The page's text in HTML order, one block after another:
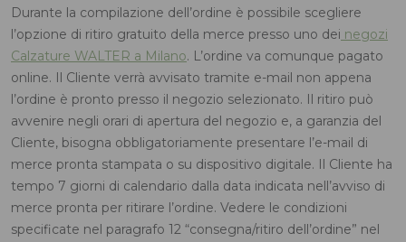
Durante la compilazione dell’ordine è possibile scegliere
l’opzione di ritiro gratuito della merce presso uno dei negozi
Calzature WALTER a Milano. L’ordine va comunque pagato
online. Il Cliente verrà avvisato tramite e-mail non appena
l’ordine è pronto presso il negozio selezionato. Il ritiro può
avvenire negli orari di apertura del negozio e, a garanzia del
Cliente, bisogna obbligatoriamente presentare l’e-mail di
merce pronta stampata o su dispositivo digitale. Il Cliente ha
tempo 7 giorni di calendario dalla data indicata nell’avviso di
merce pronta per ritirare l’ordine. Vedere le condizioni
specificate nel paragrafo 12 “consegna/ritiro dell’ordine” nel